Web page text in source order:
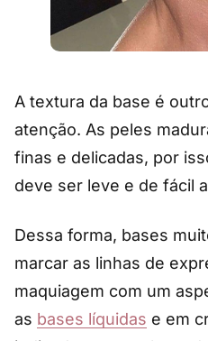
A textura da base é
atenção. As peles
finas e delicadas, por
deve ser leve e de fácil
Dessa forma, bases
marcar as linhas de
maquiagem com um
as bases líquidas e em